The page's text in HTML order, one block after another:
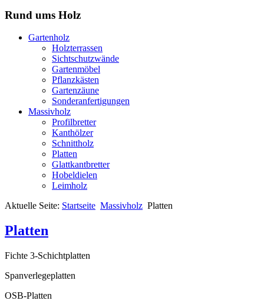
Rund ums Holz
Gartenholz
Holzterrassen
Sichtschutzwände
Gartenmöbel
Pflanzkästen
Gartenzäune
Sonderanfertigungen
Massivholz
Profilbretter
Kanthölzer
Schnittholz
Platten
Glattkantbretter
Hobeldielen
Leimholz
Aktuelle Seite: Startseite Massivholz Platten
Platten
Fichte 3-Schichtplatten
Spanverlegeplatten
OSB-Platten